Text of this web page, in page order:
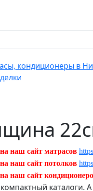
кондиционеры в
наш сайт матрасов
наш сайт потолков
наш сайт